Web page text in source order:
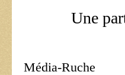
Une
Média-Ruche